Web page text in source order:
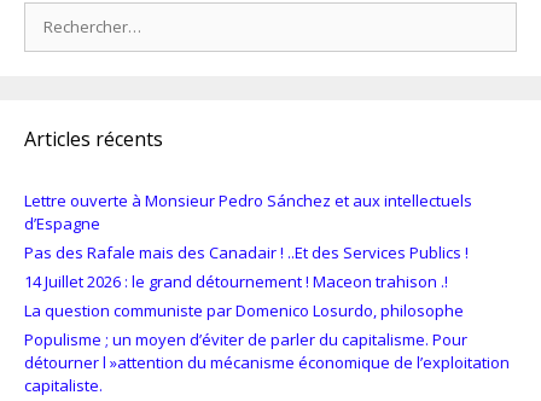
Articles récents
Lettre ouverte à Monsieur Pedro Sánchez et aux intellectuels
d’Espagne
Pas des Rafale mais des Canadair ! ..Et des Services Publics !
14 Juillet 2026 : le grand détournement ! Maceon trahison .!
La question communiste par Domenico Losurdo, philosophe
Populisme ; un moyen d’éviter de parler du capitalisme. Pour
détourner l »attention du mécanisme économique de l’exploitation
capitaliste.